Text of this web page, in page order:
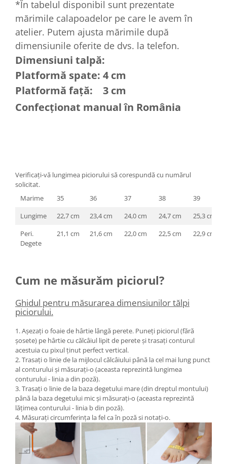
*În tabelul disponibil sunt prezentate
mărimile calapoadelor pe care le avem în
atelier. Putem ajusta mărimile după
dimensiunile oferite de dvs. la telefon.
Dimensiuni talpă:
Platformă spate: 4 cm
Platformă față: 3 cm
Confecționat manual în România
Verificați-vă lungimea piciorului să corespundă cu numărul
solicitat.
Marime
35 36 37 38
39
Lungime
22,7 cm 23,4 cm 24,0 cm 24,7 cm
25,3 cm
Peri.
Degete
21,1 cm 21,6 cm 22,0 cm 22,5 cm 22,9 cm
Cum ne măsurăm piciorul?
Ghidul pentru măsurarea dimensiunilor tălpi
piciorului.
1. Așezați o foaie de hârtie lângă perete. Puneți piciorul (fără
șosete) pe hârtie cu călcâiul lipit de perete și trasați conturul
acestuia cu pixul ținut perfect vertical.
2. Trasați o linie de la mijlocul călcâiului până la cel mai lung punct
al conturului și măsurați-o (aceasta reprezintă lungimea
conturului - linia a din poză).
3. Trasați o linie de la baza degetului mare (din dreptul montului)
până la baza degetului mic și măsurați-o (aceasta reprezintă
lățimea conturului - linia b din poză).
4. Măsurați circumferința la fel ca în poză si notați-o.